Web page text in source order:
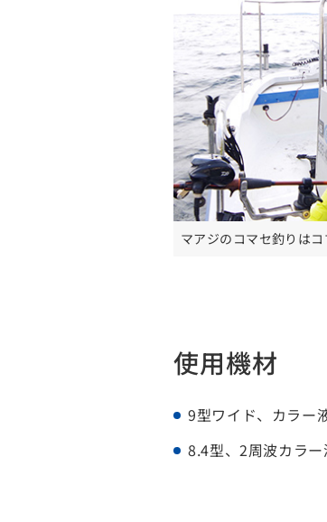
マアジのコマセ釣りは
使用機材
9型ワイド、カラー
8.4型、2周波カラ